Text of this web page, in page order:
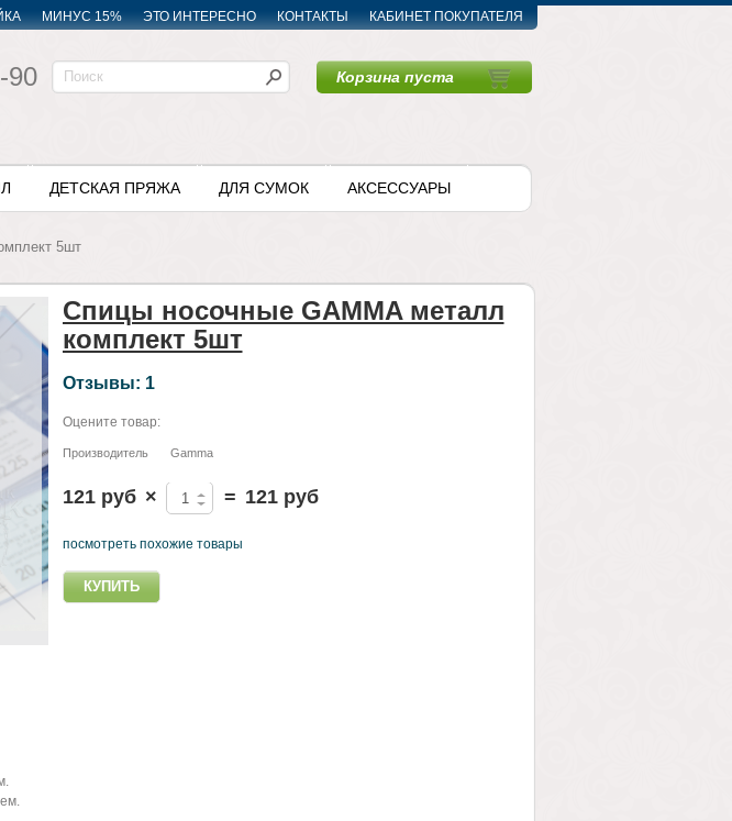
МИНУС 15% ЭТО ИНТЕРЕСНО КОНТАКТЫ КАБИНЕТ ПОКУПАТЕЛЯ
90 Корзина пуста
ДЕТСКАЯ ПРЯЖА ДЛЯ СУМОК АКСЕССУАРЫ
5шт
Спицы носочные GAMMA металл
комплект 5шт
Отзывы: 1
Оцените товар:
Производитель Gamma
121 руб × = 121 руб
посмотреть похожие товары